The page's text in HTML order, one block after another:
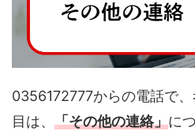
0356172777からの電話で
目は、 「その他の連絡」に